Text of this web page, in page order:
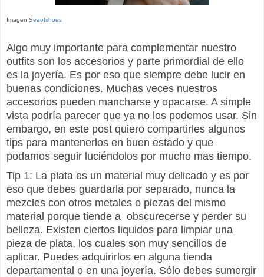
Imagen Seaofshoes
Algo muy importante para complementar nuestro
outfits son los accesorios y parte primordial de ello
es la joyería. Es por eso que siempre debe lucir en
buenas condiciones. Muchas veces nuestros
accesorios pueden mancharse y opacarse. A simple
vista podría parecer que ya no los podemos usar. Sin
embargo, en este post quiero compartirles algunos
tips para mantenerlos en buen estado y que
podamos seguir luciéndolos por mucho mas tiempo.
Tip 1: La plata es un material muy delicado y es por
eso que debes guardarla por separado, nunca la
mezcles con otros metales o piezas del mismo
material porque tiende a obscurecerse y perder su
belleza. Existen ciertos liquidos para limpiar una
pieza de plata, los cuales son muy sencillos de
aplicar. Puedes adquirirlos en alguna tienda
departamental o en una joyería. Sólo debes sumergir